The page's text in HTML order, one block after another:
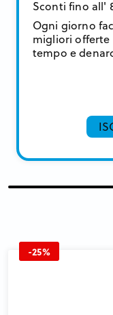
Sconti fino all'
Ogni giorno
migliori offerte
tempo e
-25%